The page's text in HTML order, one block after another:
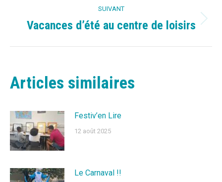
:
SUIVANT
Article
Vacances d’été au centre de loisirs
Articles similaires
Festiv’en Lire
12 août 2025
Le Carnaval !!